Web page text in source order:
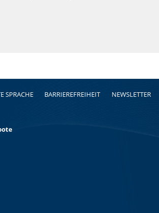
SPRACHE BARRIEREFREIHEIT NEWSLETTER